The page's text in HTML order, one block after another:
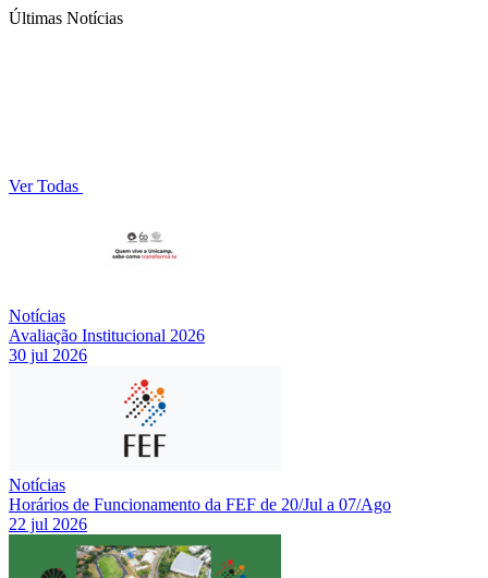
Últimas Notícias
Ver Todas
Notícias
Avaliação Institucional 2026
30 jul 2026
Notícias
Horários de Funcionamento da FEF de 20/Jul a 07/Ago
22 jul 2026